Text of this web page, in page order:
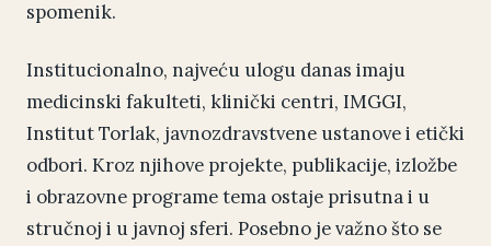
spomenik.
Institucionalno, najveću ulogu danas imaju
medicinski fakulteti, klinički centri, IMGGI,
Institut Torlak, javnozdravstvene ustanove i etički
odbori. Kroz njihove projekte, publikacije, izložbe
i obrazovne programe tema ostaje prisutna i u
stručnoj i u javnoj sferi. Posebno je važno što se